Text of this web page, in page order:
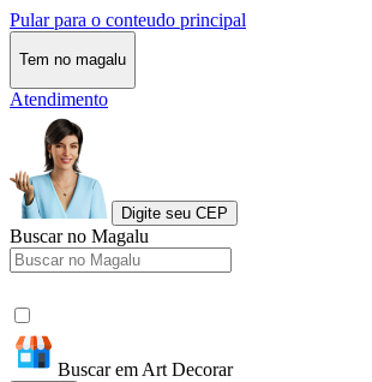
Pular para o conteudo principal
Tem no magalu
Atendimento
Digite seu CEP
Buscar no Magalu
Buscar em Art Decorar